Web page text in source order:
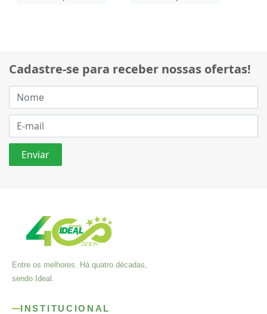
Cadastre-se para receber nossas ofertas!
Entre os melhores. Há quatro décadas,
sendo Ideal.
INSTITUCIONAL